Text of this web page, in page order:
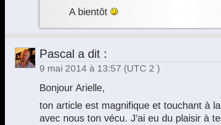
A bientôt
Pascal a dit :
9 mai 2014 à 13:57 (UTC 2 )
Bonjour Arielle,
ton article est magnifique et touchant à
avec nous ton vécu. J’ai eu du plaisir à